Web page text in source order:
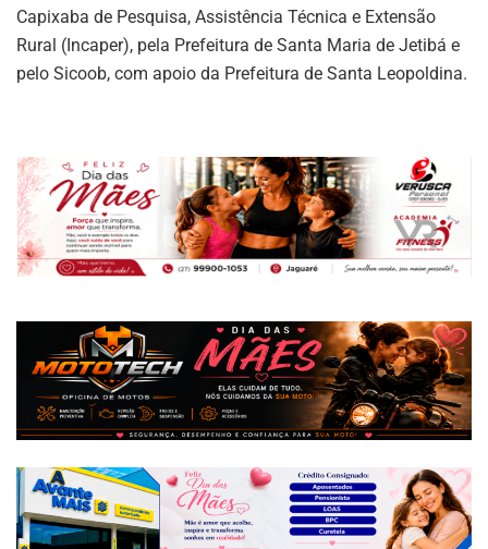
Capixaba de Pesquisa, Assistência Técnica e Extensão
Rural (Incaper), pela Prefeitura de Santa Maria de Jetibá e
pelo Sicoob, com apoio da Prefeitura de Santa Leopoldina.